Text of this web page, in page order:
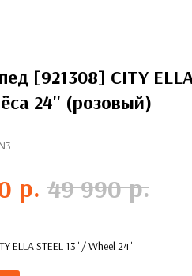
[921308] CITY
24'' (розовый)
р. 49 990 р.
ELLA STEEL 13'' / Wheel 24''